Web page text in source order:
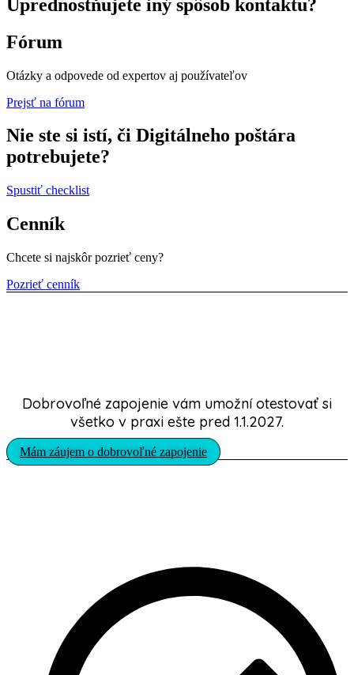
Uprednostňujete iný spôsob kontaktu?
Fórum
Otázky a odpovede od expertov aj používateľov
Prejsť na fórum
Nie ste si istí, či Digitálneho poštára
potrebujete?
Spustiť checklist
Cenník
Chcete si najskôr pozrieť ceny?
Pozrieť cenník
Dobrovoľné zapojenie vám umožní otestovať si
všetko v praxi ešte pred 1.1.2027.
Mám záujem o dobrovoľné zapojenie